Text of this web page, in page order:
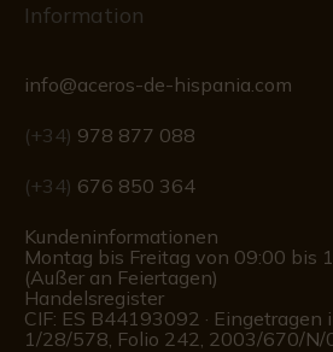
Information
info@aceros-de-hispania.com
(+34) 978 877 088
(+34) 676 850 364
Kundeninformationen
Montag bis Freitag von 09:00 bis
(Außer an Feiertagen)
Handelsregister
CIF: ES B44193092 ·
1/28/578, Folio 242, 2003/670/